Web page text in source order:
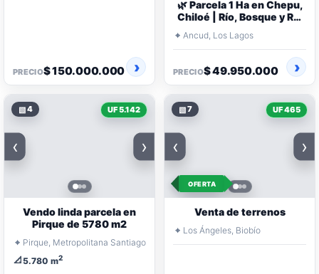
PRECIO$ 150.000.000
🌿 Parcela 1 Ha en Chepu,
Chiloé | Río, Bosque y Rol
Propio ⭐
⌖ Ancud, Los Lagos
PRECIO$ 49.950.000
▧4 UF 5.142
‹ ›
Vendo linda parcela en
Pirque de 5780 m2
⌖ Pirque, Metropolitana Santiago
📐5.780 m2
▧7 UF 465
OFERTA
‹ ›
Venta de terrenos
⌖ Los Ángeles, Biobío